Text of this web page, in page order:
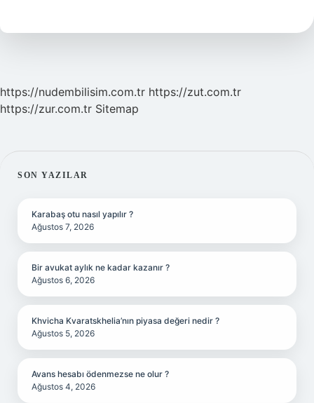
Ne
https://nudembilisim.com.tr https://zut.com.tr
https://zur.com.tr Sitemap
SIDEBAR
SON YAZILAR
Karabaş otu nasıl yapılır ?
Ağustos 7, 2026
Bir avukat aylık ne kadar kazanır ?
Ağustos 6, 2026
Khvicha Kvaratskhelia’nın piyasa değeri nedir ?
Ağustos 5, 2026
Avans hesabı ödenmezse ne olur ?
Ağustos 4, 2026